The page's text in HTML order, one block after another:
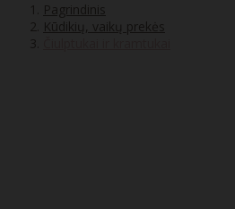
Pagrindinis
Kūdikių, vaikų prekės